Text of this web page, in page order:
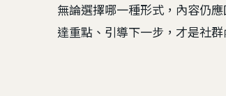
無論選擇哪一種形式，內容仍
達重點、引導下一步，才是社群